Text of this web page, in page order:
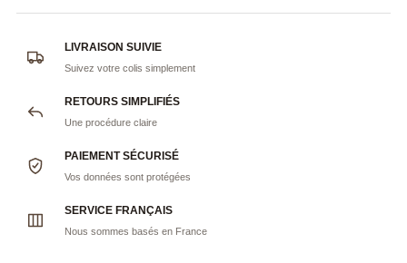
LIVRAISON SUIVIE
Suivez votre colis simplement
RETOURS SIMPLIFIÉS
Une procédure claire
PAIEMENT SÉCURISÉ
Vos données sont protégées
SERVICE FRANÇAIS
Nous sommes basés en France